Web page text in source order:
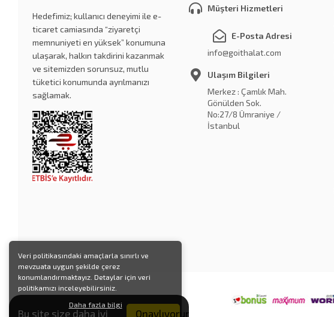
Onaylıyorum
Bu site size daha iyi
Veri politikasındaki amaçlarla sınırlı ve
mevzuata uygun şekilde çerez
konumlandırmaktayız. Detaylar için veri
politikamızı inceleyebilirsiniz.
Daha fazla bilgi
Hedefimiz; kullanıcı deneyimi ile e-
ticaret camiasında “ziyaretçi
memnuniyeti en yüksek” konumuna
ulaşarak, halkın takdirini kazanmak
ve sitemizden sorunsuz, mutlu
tüketici konumunda ayrılmanızı
sağlamak.
Müşteri Hizmetleri
E-Posta Adresi
info@goithalat.com
Ulaşım Bilgileri
Merkez : Çamlık Mah.
Gönülden Sok.
No:27/8 Ümraniye /
İstanbul